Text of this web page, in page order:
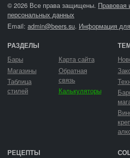
© 2026 Все права защищены. Правовая
персональных данных
Email: admin@beers.su. Информация
РАЗДЕЛЫ
Бары
Магазины
Таблица
стилей
Карта сайта
Обратная
связь
Калькуляторы
РЕЦЕПТЫ